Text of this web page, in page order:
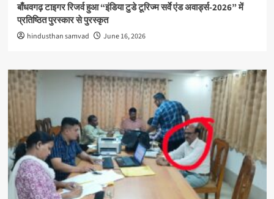
बाँधवगढ़ टाइगर रिजर्व हुआ “इंडिया टुडे टूरिज्म सर्वे एंड अवार्ड्स-2026” में
प्रतिष्ठित पुरस्कार से पुरस्कृत
hindusthan samvad June 16, 2026